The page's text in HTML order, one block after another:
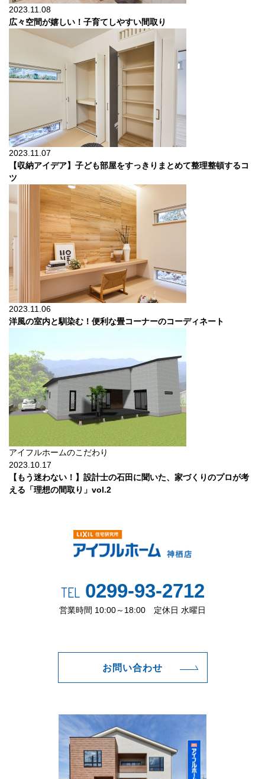
2023.11.08
広々空間が嬉しい！子育てしやすい間取り
2023.11.07
【収納アイデア】子ども部屋をすっきりまとめて整理整頓するコ
ツ
2023.11.06
洋風の室内と馴染む！便利な畳コーナーのコーディネート
アイフルホームのこだわり
2023.10.17
【もう迷わない！】設計士の石田に聞いた、家づくりのプロが考
える「理想の間取り」vol.2
TEL0299-93-2712
営業時間 10:00～18:00 定休日 水曜日
お問い合わせ